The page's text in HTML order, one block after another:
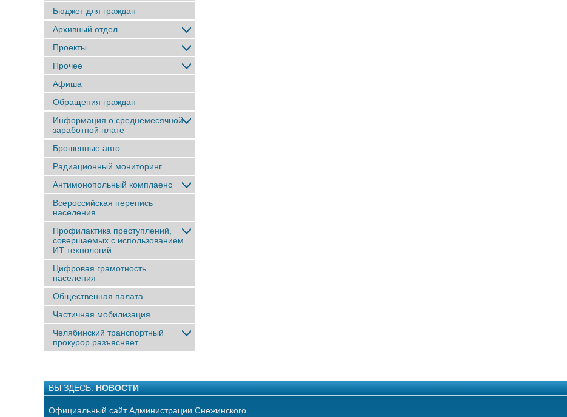
Бюджет для граждан
Архивный отдел
Проекты
Прочее
Афиша
Обращения граждан
Информация о среднемесячной
заработной плате
Брошенные авто
Радиационный мониторинг
Антимонопольный комплаенс
Всероссийская перепись
населения
Профилактика преступлений,
совершаемых с использованием
ИТ технологий
Цифровая грамотность
населения
Общественная палата
Частичная мобилизация
Челябинский транспортный
прокурор разъясняет
ВЫ ЗДЕСЬ: НОВОСТИ
Официальный сайт Администрации Снежинского